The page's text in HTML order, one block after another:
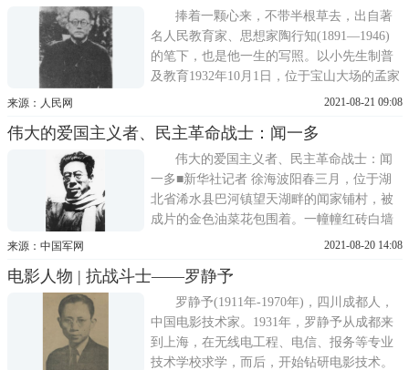
捕，关押于日本宪兵队。在押
捧着一颗心来，不带半根草去，出自著
名人民教育家、思想家陶行知(1891—1946)
的笔下，也是他一生的写照。以小先生制普
及教育1932年10月1日，位于宝山大场的孟家
木桥有了一所半工半读的新学校，创办人正
苏，1958年划归上海)、上海之间，又由于九
一八事变后，山海关危急，所以学校取名 山
海工学团。
来源：人民网 2021-08-21 09:08
伟大的爱国主义者、民主革命战士：闻一多
伟大的爱国主义者、民主革命战士：闻
一多■新华社记者 徐海波阳春三月，位于湖
北省浠水县巴河镇望天湖畔的闻家铺村，被
成片的金色油菜花包围着。一幢幢红砖白墙
的小洋楼错落有致，分布其间，构成一幅秀
民主革命战士闻一多的家乡。闻一多，1899
年生，湖北浠水县人，中国民主同盟盟员。
1912年，
来源：中国军网 2021-08-20 14:08
电影人物 | 抗战斗士——罗静予
罗静予(1911年-1970年)，四川成都人，
中国电影技术家。1931年，罗静予从成都来
到上海，在无线电工程、电信、报务等专业
技术学校求学，而后，开始钻研电影技术。